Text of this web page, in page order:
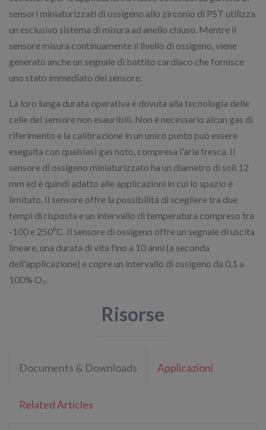
sensori miniaturizzati di ossigeno allo zirconio di PST utilizza
un esclusivo sistema di misura ad anello chiuso. Mentre il
sensore misura continuamente il livello di ossigeno, viene
generato anche un segnale di battito cardiaco che fornisce
uno stato immediato del sensore.
La loro lunga durata operativa è dovuta alla tecnologia delle
celle del sensore non esauribili. Non è necessario alcun gas di
riferimento e la calibrazione in un unico punto può essere
eseguita con qualsiasi gas noto, compresa l'aria fresca. Il
sensore di ossigeno miniaturizzato ha un diametro di soli 12
mm ed è quindi adatto alle applicazioni in cui lo spazio è
limitato. Il sensore offre la possibilità di scegliere tra due
tempi di risposta e un intervallo di temperatura compreso tra
-100 e 250⁰C. Il sensore di ossigeno offre un segnale di uscita
lineare, una durata di vita fino a 10 anni (a seconda
dell'applicazione) e copre un intervallo di ossigeno da 0,1 a
100% O₂.
Risorse
Documents & Downloads Applicazioni
Related Articles